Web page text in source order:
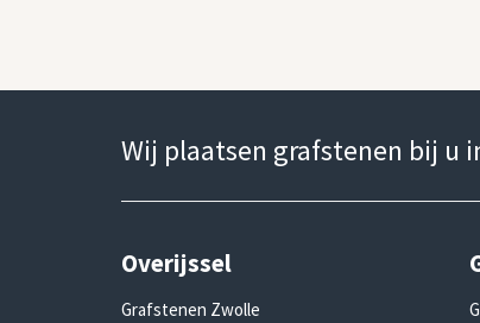
Wij plaatsen grafstenen bij u
Overijssel
Grafstenen Zwolle